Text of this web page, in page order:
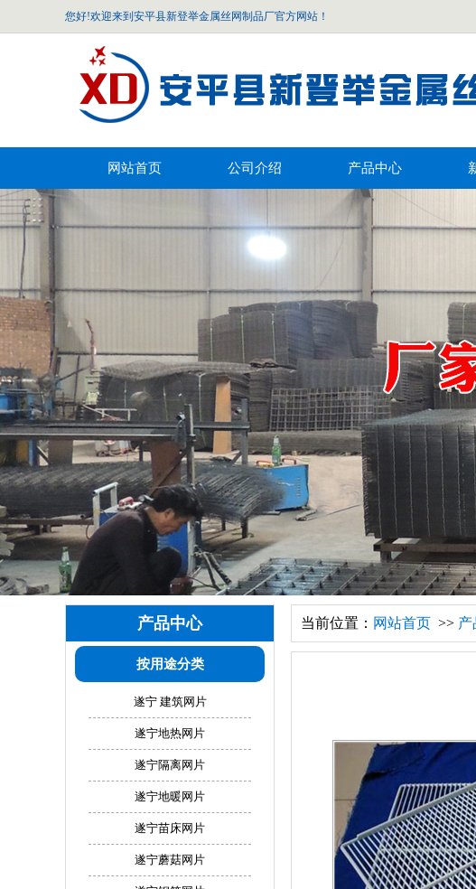
您好!欢迎来到安平县新登举金属丝网制品厂官方网站！
网站首页 公司介绍 产品中心
当前位置： 网站首页 >> 产
产品中心
按用途分类
遂宁 建筑网片
遂宁地热网片
遂宁隔离网片
遂宁地暖网片
遂宁苗床网片
遂宁蘑菇网片